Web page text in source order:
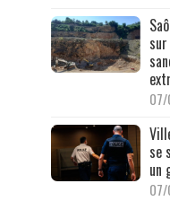
se
un